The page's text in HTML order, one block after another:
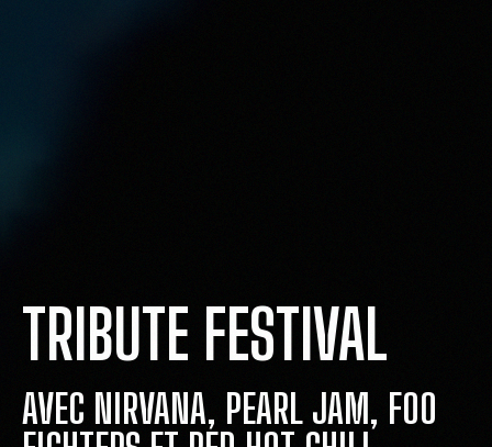
TRIBUTE FESTIVAL
AVEC NIRVANA, PEARL JAM, FOO